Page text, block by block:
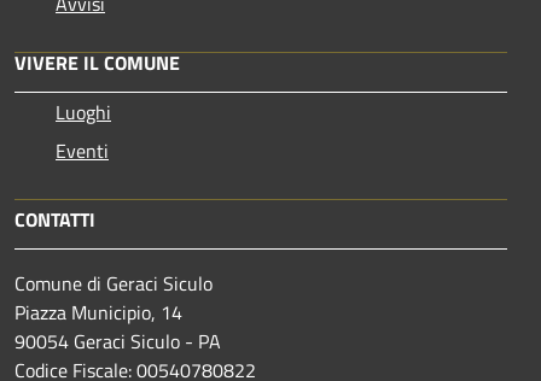
VIVERE IL COMUNE
Luoghi
Eventi
CONTATTI
Comune di Geraci Siculo
Piazza Municipio, 14
90054 Geraci Siculo - PA
Codice Fiscale: 00540780822